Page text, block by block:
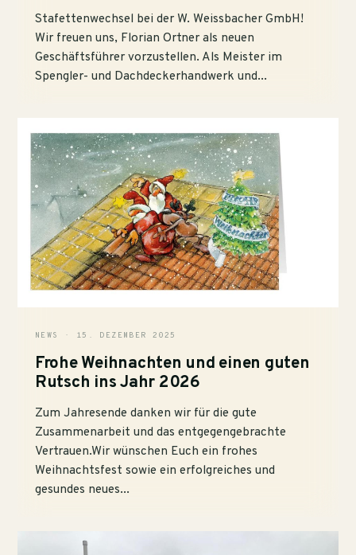
Stafettenwechsel bei der W. Weissbacher GmbH!
Wir freuen uns, Florian Ortner als neuen
Geschäftsführer vorzustellen. Als Meister im
Spengler- und Dachdeckerhandwerk und...
NEWS · 15. DEZEMBER 2025
Frohe Weihnachten und einen guten
Rutsch ins Jahr 2026
Zum Jahresende danken wir für die gute
Zusammenarbeit und das entgegengebrachte
Vertrauen.Wir wünschen Euch ein frohes
Weihnachtsfest sowie ein erfolgreiches und
gesundes neues...